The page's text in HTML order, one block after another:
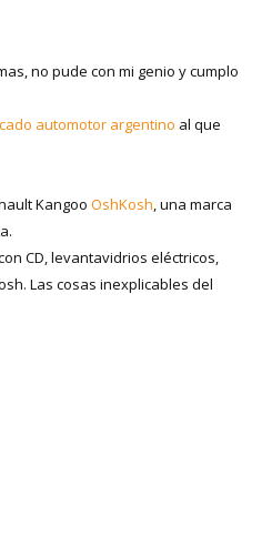
no pude con mi genio y cumplo
automotor argentino al que
Kangoo OshKosh, una marca
CD, levantavidrios eléctricos,
Las cosas inexplicables del